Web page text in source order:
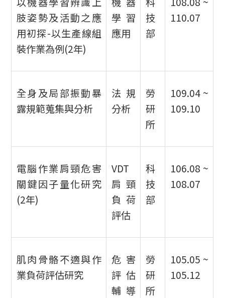
肢姿勢及活動之應
用初探-以生產線組
裝作業為例(2年)
學習
應用
技
部
110.07
全身及局部振動暴
露規範蒐集與分析
法規
分析
勞
研
所
109.04 ~
109.10
電腦作業肩頸危害
關鍵因子量化研究
(2年)
VDT
肩頸
負荷
評估
科
技
部
106.08 ~
108.07
肌肉骨骼不適與作
業負荷評估研究
危害
評估
輔導
勞
研
所
105.05 ~
105.12